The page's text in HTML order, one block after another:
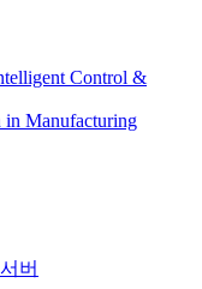
Control &
in Manufacturing
버